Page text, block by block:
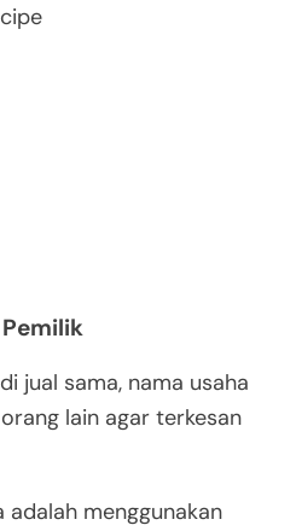
jual sama, nama usaha
lain agar terkesan
adalah menggunakan